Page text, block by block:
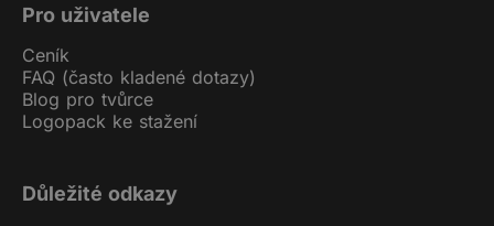
Pro uživatele
Ceník
FAQ (často kladené dotazy)
Blog pro tvůrce
Logopack ke stažení
Důležité odkazy